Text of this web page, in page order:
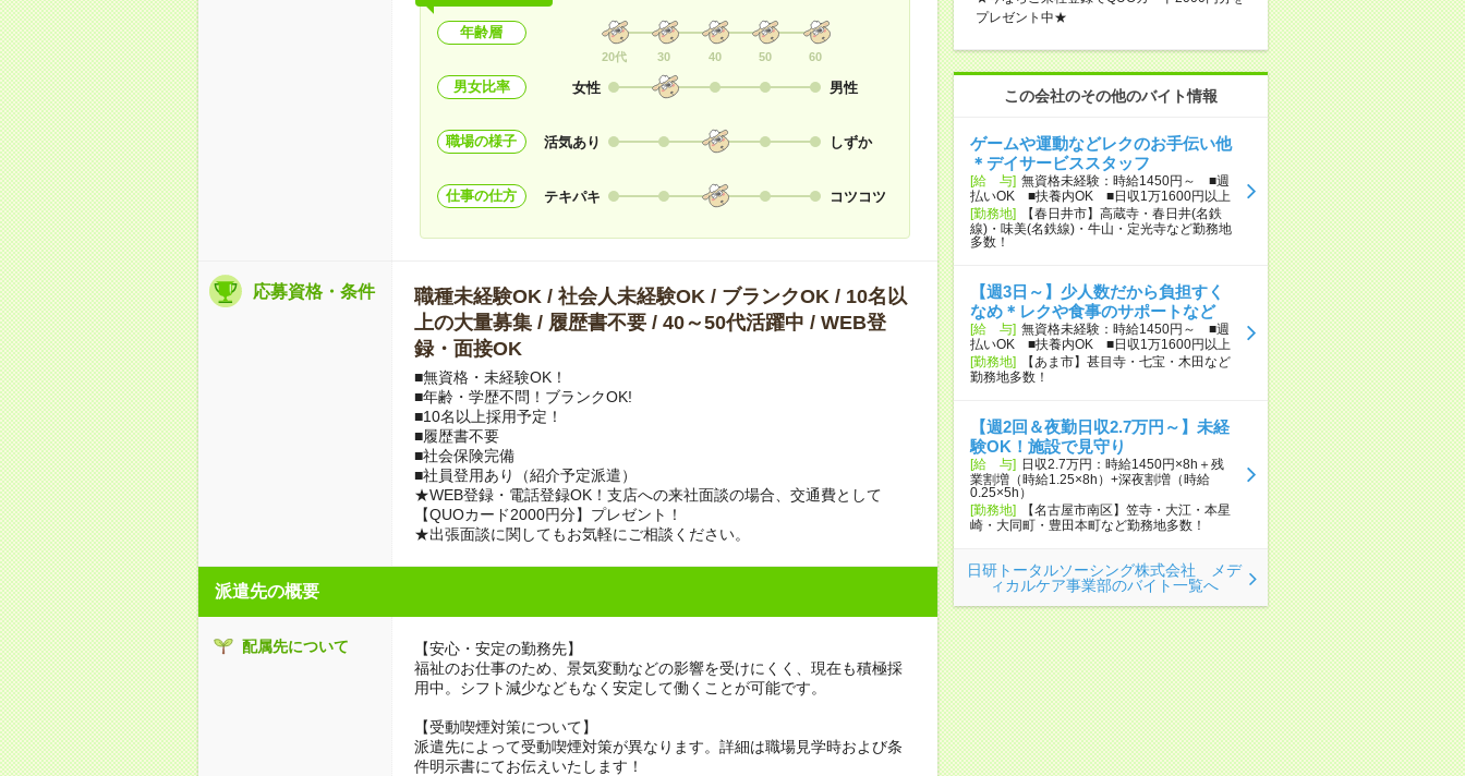
年齢層
20代 30 40 50 60
男女比率 女性 男性
職場の様子 活気あり しずか
仕事の仕方 テキパキ コツコツ
応募資格・条件
職種未経験OK / 社会人未経験OK / ブランクOK / 10名以
上の大量募集 / 履歴書不要 / 40～50代活躍中 / WEB登
録・面接OK
■無資格・未経験OK！
■年齢・学歴不問！ブランクOK!
■10名以上採用予定！
■履歴書不要
■社会保険完備
■社員登用あり（紹介予定派遣）
★WEB登録・電話登録OK！支店への来社面談の場合、交通費として
【QUOカード2000円分】プレゼント！
★出張面談に関してもお気軽にご相談ください。
派遣先の概要
配属先について
【安心・安定の勤務先】
福祉のお仕事のため、景気変動などの影響を受けにくく、現在も積極採
用中。シフト減少などもなく安定して働くことが可能です。
【受動喫煙対策について】
派遣先によって受動喫煙対策が異なります。詳細は職場見学時および条
件明示書にてお伝えいたします！
プレゼント中★
この会社のその他のバイト情報
ゲームや運動などレクのお手伝い他
＊デイサービススタッフ
[給 与] 無資格未経験：時給1450円～ ■週
払いOK ■扶養内OK ■日収1万1600円以上
[勤務地]
【春日井市】高蔵寺・春日井(名鉄
線)・味美(名鉄線)・牛山・定光寺など勤務地
多数！
【週3日～】少人数だから負担すく
なめ＊レクや食事のサポートなど
[給 与] 無資格未経験：時給1450円～ ■週
払いOK ■扶養内OK ■日収1万1600円以上
[勤務地]
【あま市】甚目寺・七宝・木田など
勤務地多数！
【週2回＆夜勤日収2.7万円～】未経
験OK！施設で見守り
[給 与] 日収2.7万円：時給1450円×8h＋残
業割増（時給1.25×8h）+深夜割増（時給
0.25×5h）
[勤務地]
【名古屋市南区】笠寺・大江・本星
崎・大同町・豊田本町など勤務地多数！
日研トータルソーシング株式会社 メデ
ィカルケア事業部のバイト一覧へ